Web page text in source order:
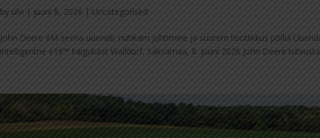
by ulvi | juuni 8, 2026 | Uncategorised
John Deere 6M seeria uueneb: nutikam juhtimine ja suurem tootlikkus põllul
intelligentne e19™ käigukast Walldorf, Saksamaa, 8. juuni 2026 John Deere